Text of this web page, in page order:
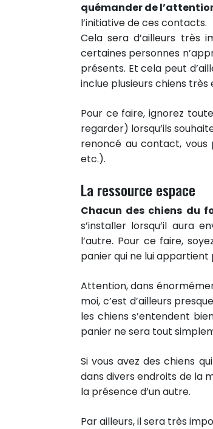
quémander de
l’initiative de ces contacts.
Cela sera d’ailleurs très
certaines personnes
présents. Et cela peut
inclue plusieurs chiens
Pour ce faire, ignorez
regarder) lorsqu’ils
renoncé au contact, vous
etc.).
La ressource espace
Chacun des chiens du
s’installer lorsqu’il aura
l’autre. Pour ce faire,
panier qui ne lui
Attention, dans
moi, c’est d’ailleurs
les chiens s’entendent
panier ne sera tout
Si vous avez des chiens
dans divers endroits de la
la présence d’un autre.
Par ailleurs, il sera très